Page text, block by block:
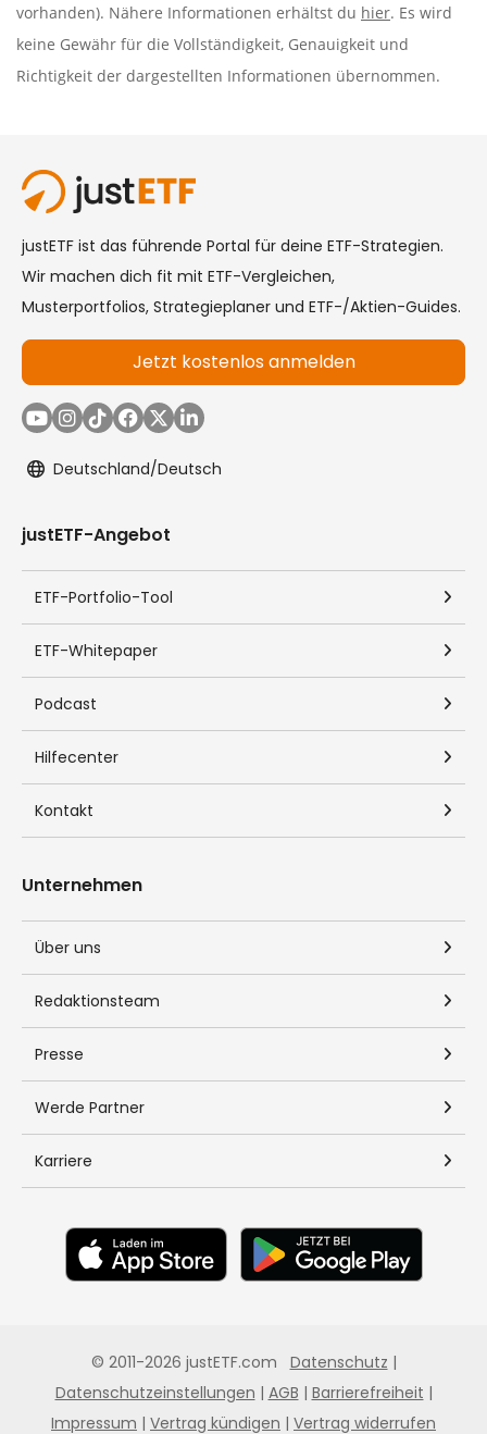
vorhanden). Nähere Informationen erhältst du hier. Es wird
keine Gewähr für die Vollständigkeit, Genauigkeit und
Richtigkeit der dargestellten Informationen übernommen.